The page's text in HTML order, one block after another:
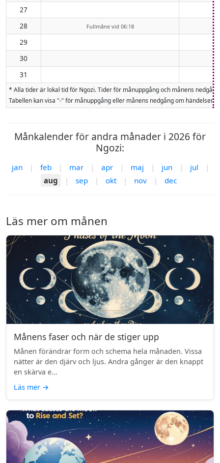
27
28
Fullmåne vid 06:18
29
30
31
* Alla tider är lokal tid för Ngozi. Tider för månuppgång och månens
Tabellen kan visa "-" för månuppgång eller månens nedgång om
Månkalender för andra månader i 2026 för
Ngozi:
jan | feb | mar | apr | maj | jun | jul
|
aug
| sep | okt | nov | dec
Läs mer om månen
Månens faser och när de stiger upp
Månen förändrar form och schema hela månaden. Vissa
nätter är den djärv och ljus. Andra gånger är den knappt
en skärva e...
Läs mer →